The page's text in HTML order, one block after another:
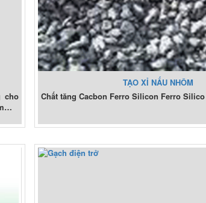
cho
TẠO XỈ NẤU NHÔM
Chất tăng Cacbon Ferro Silicon Ferro Silico